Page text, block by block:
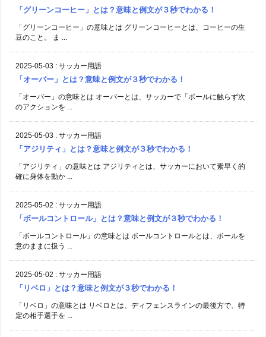
「グリーンコーヒー」とは？意味と例文が３秒でわかる！
「グリーンコーヒー」の意味とは グリーンコーヒーとは、コーヒーの生
豆のこと。 ま ...
2025-05-03 : サッカー用語
「オーバー」とは？意味と例文が３秒でわかる！
「オーバー」の意味とは オーバーとは、サッカーで「ボールに触らず次
のアクションを ...
2025-05-03 : サッカー用語
「アジリティ」とは？意味と例文が３秒でわかる！
「アジリティ」の意味とは アジリティとは、サッカーにおいて素早く的
確に身体を動か ...
2025-05-02 : サッカー用語
「ボールコントロール」とは？意味と例文が３秒でわかる！
「ボールコントロール」の意味とは ボールコントロールとは、ボールを
意のままに扱う ...
2025-05-02 : サッカー用語
「リベロ」とは？意味と例文が３秒でわかる！
「リベロ」の意味とは リベロとは、ディフェンスラインの最後方で、特
定の相手選手を ...